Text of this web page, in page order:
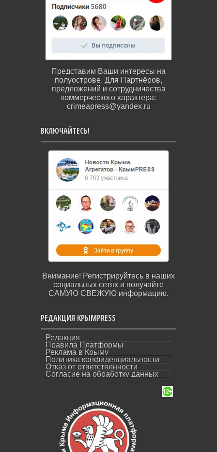
Представим Ваши интересы на
полуострове. Для Партнёров,
предложений и сотрудничества
коммерческого характера:
crimeapress@yandex.ru
ВКЛЮЧАЙТЕСЬ!
Внимание! Регистрируйтесь в наших
социальных сетях и получайте
САМУЮ СВЕЖУЮ информацию.
РЕДАКЦИЯ КРЫМPRESS
Редакция
Правила Платформы
Реклама в Крыму
Политика конфиденциальности
Отказ от ответственности
Согласие на обработку данных